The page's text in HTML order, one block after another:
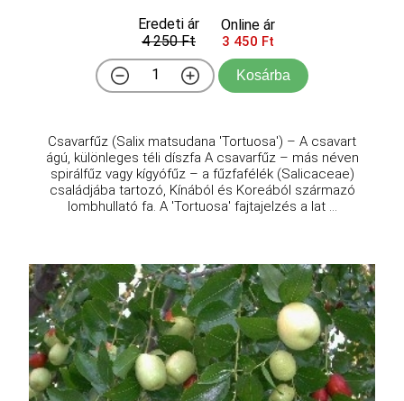
Eredeti ár
4 250 Ft
Online ár
3 450 Ft
Kosárba
Csavarfűz (Salix matsudana 'Tortuosa') – A csavart
ágú, különleges téli díszfa A csavarfűz – más néven
spirálfűz vagy kígyófűz – a fűzfafélék (Salicaceae)
családjába tartozó, Kínából és Koreából származó
lombhullató fa. A 'Tortuosa' fajtajelzés a lat ...